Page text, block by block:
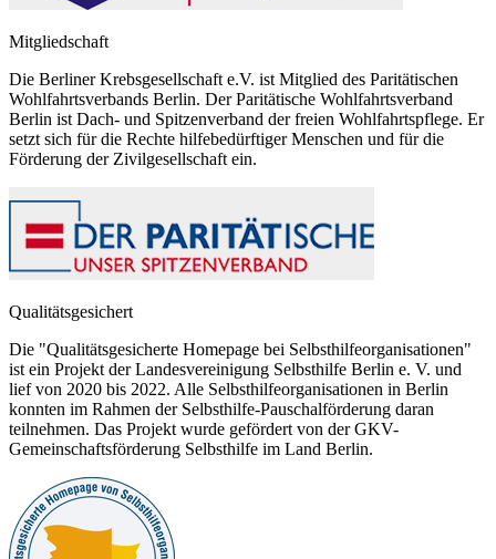
Mitgliedschaft
Die Berliner Krebsgesellschaft e.V. ist Mitglied des Paritätischen
Wohlfahrtsverbands Berlin. Der Paritätische Wohlfahrtsverband
Berlin ist Dach- und Spitzenverband der freien Wohlfahrtspflege. Er
setzt sich für die Rechte hilfebedürftiger Menschen und für die
Förderung der Zivilgesellschaft ein.
Qualitätsgesichert
Die "Qualitätsgesicherte Homepage bei Selbsthilfeorganisationen"
ist ein Projekt der Landesvereinigung Selbsthilfe Berlin e. V. und
lief von 2020 bis 2022. Alle Selbsthilfeorganisationen in Berlin
konnten im Rahmen der Selbsthilfe-Pauschalförderung daran
teilnehmen. Das Projekt wurde gefördert von der GKV-
Gemeinschaftsförderung Selbsthilfe im Land Berlin.